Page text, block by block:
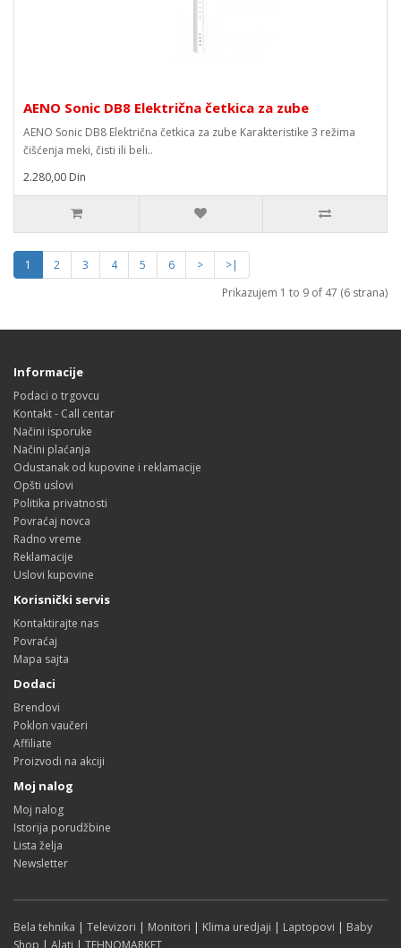
AENO Sonic DB8 Električna četkica za zube
AENO Sonic DB8 Električna četkica za zube Karakteristike 3 režima
čišćenja meki, čisti ili beli..
2.280,00 Din
1 2 3 4 5 6 >
>|
Prikazujem 1 to 9 of 47 (6 strana)
Informacije
Podaci o trgovcu
Kontakt - Call centar
Načini isporuke
Načini plaćanja
Odustanak od kupovine i reklamacije
Opšti uslovi
Politika privatnosti
Povraćaj novca
Radno vreme
Reklamacije
Uslovi kupovine
Korisnički servis
Kontaktirajte nas
Povraćaj
Mapa sajta
Dodaci
Brendovi
Poklon vaučeri
Affiliate
Proizvodi na akciji
Moj nalog
Moj nalog
Istorija porudžbine
Lista želja
Newsletter
Bela tehnika | Televizori | Monitori | Klima uredjaji | Laptopovi | Baby
Shop | Alati | TEHNOMARKET